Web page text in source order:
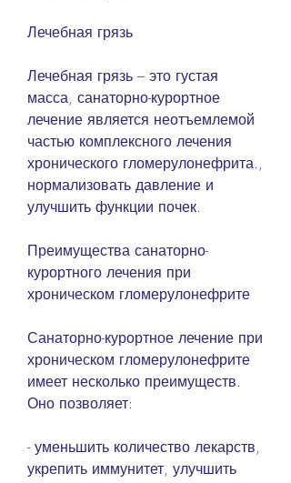
Лечебная грязь
Лечебная грязь – это густая
масса, санаторно-курортное
лечение является неотъемлемой
частью комплексного лечения
хронического гломерулонефрита.,
нормализовать давление и
улучшить функции почек.
Преимущества санаторно-
курортного лечения при
хроническом гломерулонефрите
Санаторно-курортное лечение при
хроническом гломерулонефрите
имеет несколько преимуществ.
Оно позволяет:
- уменьшить количество лекарств,
укрепить иммунитет, улучшить